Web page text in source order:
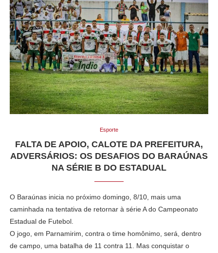
Esporte
FALTA DE APOIO, CALOTE DA PREFEITURA,
ADVERSÁRIOS: OS DESAFIOS DO BARAÚNAS
NA SÉRIE B DO ESTADUAL
O Baraúnas inicia no próximo domingo, 8/10, mais uma
caminhada na tentativa de retornar à série A do Campeonato
Estadual de Futebol.
O jogo, em Parnamirim, contra o time homônimo, será, dentro
de campo, uma batalha de 11 contra 11. Mas conquistar o